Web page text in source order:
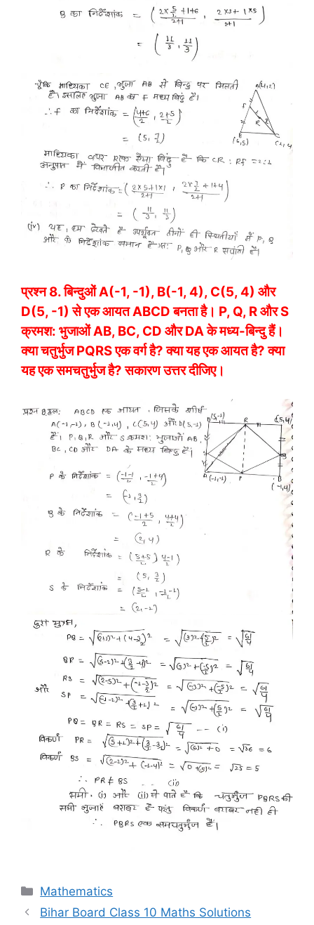
प्रश्न 8.बिन्दुओं A(-1, -1), B(-1, 4), C(5, 4) और
D(5, -1) से एक आयत ABCD बनता है। P, Q, R और S
क्रमश: भुजाओं AB, BC, CD और DA के मध्य-बिन्दु हैं।
क्या चतुर्भुज PQRS एक वर्ग है? क्या यह एक आयत है? क्या
यह एक समचतुर्भुज है? सकारण उत्तर दीजिए।
Categories
Mathematics
Bihar Board Class 10 Maths Solutions